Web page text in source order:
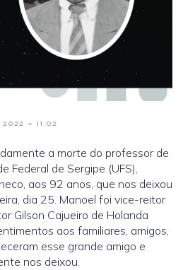
- 11:02
a morte do professor de
Federal de Sergipe (UFS),
aos 92 anos, que nos deixou
dia 25. Manoel foi vice-reitor
Gilson Cajueiro de Holanda
aos familiares, amigos,
esse grande amigo e
nos deixou.